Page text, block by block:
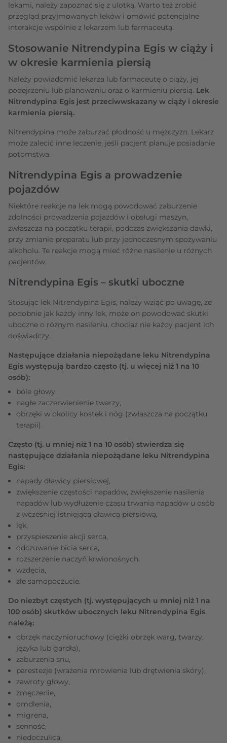
lekami, należy zapoznać się z ulotką. Warto też zrobić
przegląd przyjmowanych leków i omówić potencjalne
interakcje wspólnie z lekarzem lub farmaceutą.
Stosowanie Nitrendypina Egis w ciąży i
w okresie karmienia piersią
Należy powiadomić lekarza lub farmaceutę o ciąży, jej
podejrzeniu lub planowaniu oraz o karmieniu piersią. Lek
Nitrendypina Egis jest przeciwwskazany w ciąży i okresie
karmienia piersią.
Nitrendypina może zaburzać płodność u mężczyzn. Lekarz
może zalecić inne leczenie, jeśli pacjent planuje posiadanie
potomstwa.
Nitrendypina Egis a prowadzenie
pojazdów
Niektóre reakcje na lek mogą powodować zaburzenie
zdolności prowadzenia pojazdów i obsługi maszyn,
zwłaszcza na początku terapii, podczas zwiększania dawki,
przy zmianie preparatu lub przy jednoczesnym spożywaniu
alkoholu. Te reakcje mogą mieć różne nasilenie u różnych
pacjentów.
Nitrendypina Egis – skutki uboczne
Stosując lek Nitrendypina Egis, należy wziąć po uwagę, że
podobnie jak każdy inny lek, może on powodować skutki
uboczne o różnym nasileniu, chociaż nie każdy pacjent ich
doświadczy.
Następujące działania niepożądane leku Nitrendypina
Egis występują bardzo często (tj. u więcej niż 1 na 10
osób):
bóle głowy,
nagłe zaczerwienienie twarzy,
obrzęki w okolicy kostek i nóg (zwłaszcza na początku
terapii).
Często (tj. u mniej niż 1 na 10 osób) stwierdza się
następujące działania niepożądane leku Nitrendypina
Egis:
napady dławicy piersiowej,
zwiększenie częstości napadów, zwiększenie nasilenia
napadów lub wydłużenie czasu trwania napadów u osób
z wcześniej istniejącą dławicą piersiową,
lęk,
przyspieszenie akcji serca,
odczuwanie bicia serca,
rozszerzenie naczyń krwionośnych,
wzdęcia,
złe samopoczucie.
Do niezbyt częstych (tj. występujących u mniej niż 1 na
100 osób) skutków ubocznych leku Nitrendypina Egis
należą:
obrzęk naczynioruchowy (ciężki obrzęk warg, twarzy,
języka lub gardła),
zaburzenia snu,
parestezje (wrażenia mrowienia lub drętwienia skóry),
zawroty głowy,
zmęczenie,
omdlenia,
migrena,
senność,
niedoczulica,